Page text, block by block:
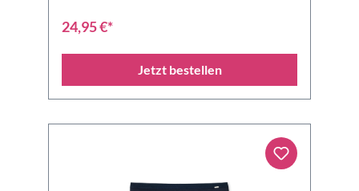
24,95 €*
Jetzt bestellen